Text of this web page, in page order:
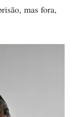
mas fora,